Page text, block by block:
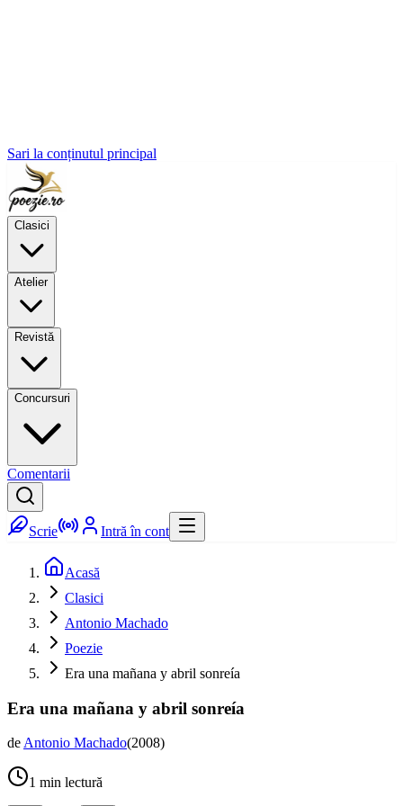
Sari la conținutul principal
Clasici
Atelier
Revistă
Concursuri
Comentarii
Scrie Intră în cont
Acasă
Clasici
Antonio Machado
Poezie
Era una mañana y abril sonreía
Era una mañana y abril sonreía
deAntonio Machado(2008)
1 min lectură